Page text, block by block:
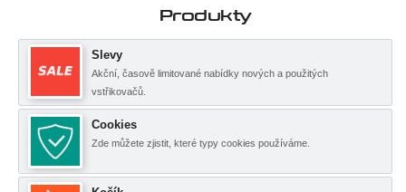
Produkty
Slevy
Akční, časově limitované nabídky nových a použitých
vstřikovačů.
Cookies
Zde můžete zjistit, které typy cookies používáme.